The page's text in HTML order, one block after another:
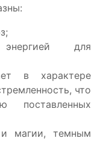
для
в характере
что
поставленных
и магии, темным